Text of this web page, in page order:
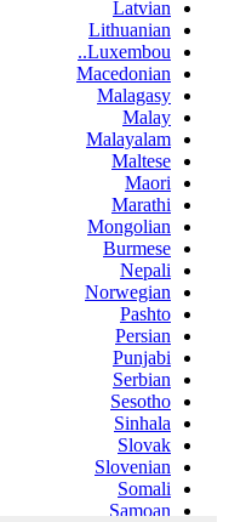
Latvian
Lithuanian
Luxembou..
Macedonian
Malagasy
Malay
Malayalam
Maltese
Maori
Marathi
Mongolian
Burmese
Nepali
Norwegian
Pashto
Persian
Punjabi
Serbian
Sesotho
Sinhala
Slovak
Slovenian
Somali
Samoan